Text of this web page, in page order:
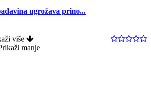
ugrožava prino...
više
manje